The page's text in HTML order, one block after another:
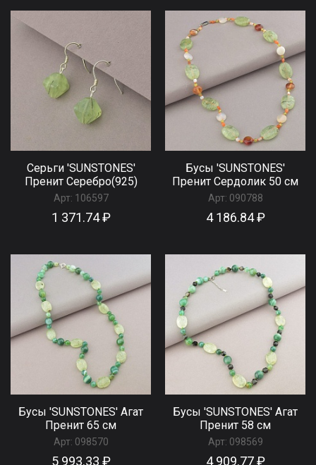
Серьги 'SUNSTONES'
Пренит Серебро(925)
Арт: 106597
1 371.74 ₽
Бусы 'SUNSTONES'
Пренит Сердолик 50 см
Арт: 090788
4 186.84 ₽
Бусы 'SUNSTONES' Агат
Пренит 65 см
Арт: 098570
5 993.33 ₽
Бусы 'SUNSTONES' Агат
Пренит 58 см
Арт: 098569
4 909.77 ₽